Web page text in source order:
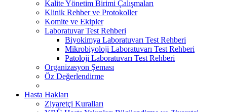
Kalite Yönetim Birimi Çalışmaları
Klinik Rehber ve Protokoller
Komite ve Ekipler
Laboratuvar Test Rehberi
Biyokimya Laboratuvarı Test Rehberi
Mikrobiyoloji Laboratuvarı Test Rehberi
Patoloji Laboratuvarı Test Rehberi
Organizasyon Şeması
Öz Değerlendirme
Hasta Hakları
Ziyaretçi Kuralları